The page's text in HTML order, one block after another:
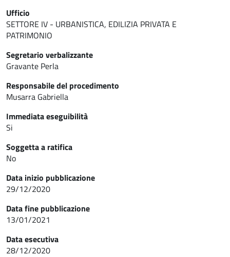
Ufficio
SETTORE IV - URBANISTICA, EDILIZIA PRIVATA E
PATRIMONIO
Segretario verbalizzante
Gravante Perla
Responsabile del procedimento
Musarra Gabriella
Immediata eseguibilità
Si
Soggetta a ratifica
No
Data inizio pubblicazione
29/12/2020
Data fine pubblicazione
13/01/2021
Data esecutiva
28/12/2020